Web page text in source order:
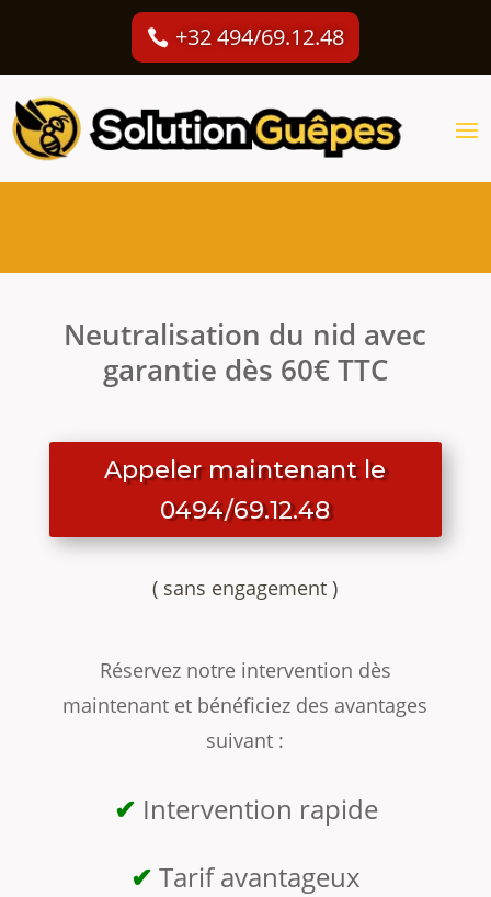
+32 494/69.12.48
Neutralisation du nid avec
garantie dès 60€ TTC
Appeler maintenant le
0494/69.12.48
( sans engagement )
Réservez notre intervention dès
maintenant et bénéficiez des avantages
suivant :
✔ Intervention rapide
✔ Tarif avantageux